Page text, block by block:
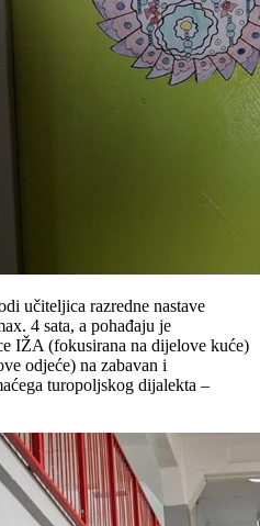
učiteljica razredne nastave
4 sata, a pohađaju je
IŽA (fokusirana na dijelove kuće)
odjeće) na zabavan i
turopoljskog dijalekta –